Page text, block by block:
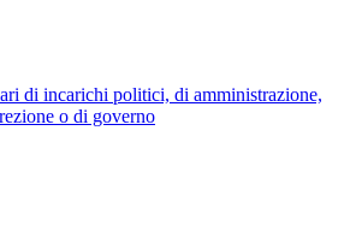
di incarichi politici, di amministrazione,
o di governo